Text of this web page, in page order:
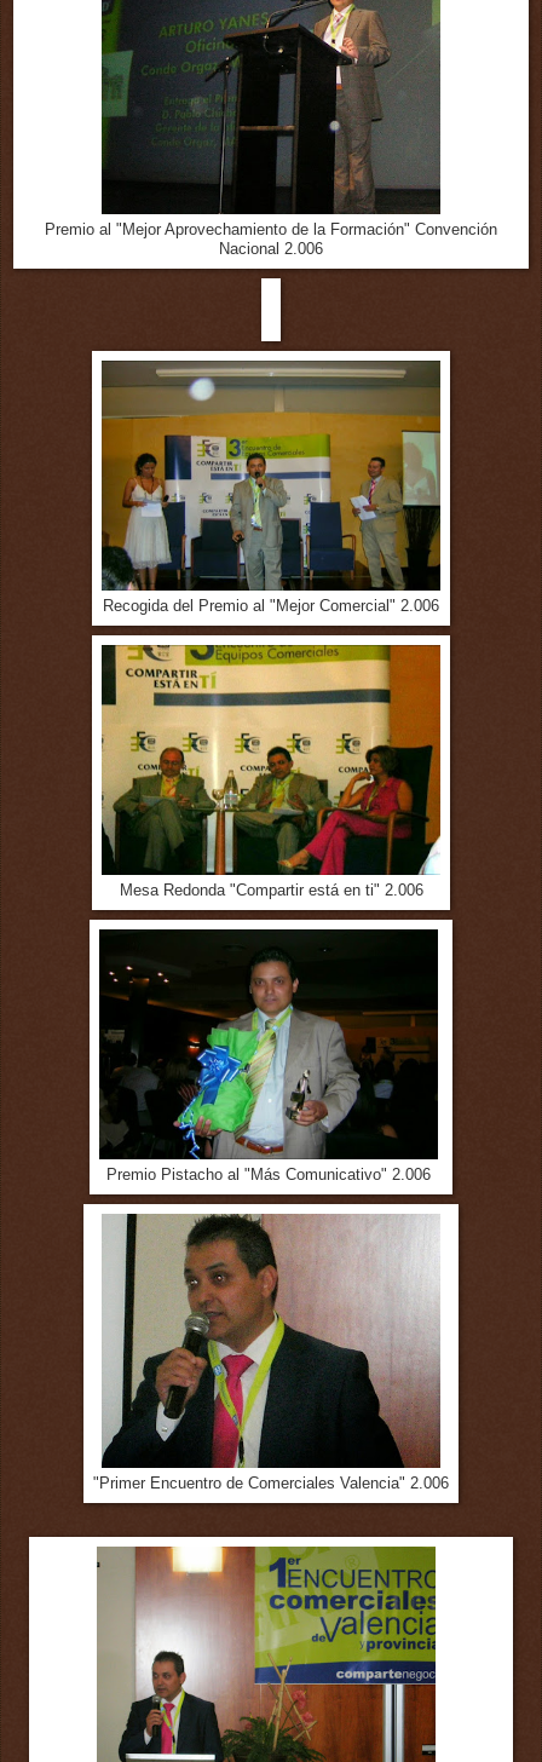
Premio al "Mejor Aprovechamiento de la Formación" Convención
Nacional 2.006
Recogida del Premio al "Mejor Comercial" 2.006
Mesa Redonda "Compartir está en ti" 2.006
Premio Pistacho al "Más Comunicativo" 2.006
"Primer Encuentro de Comerciales Valencia" 2.006